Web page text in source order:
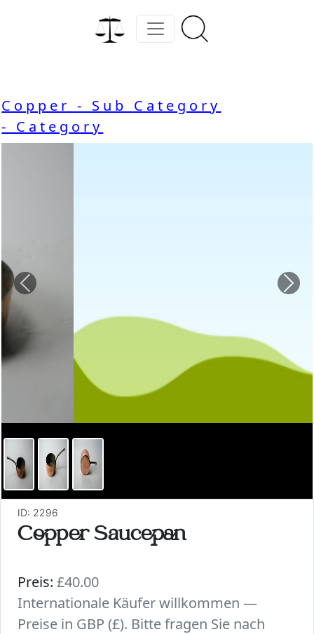
Copper - Sub Category
- Category
Previous
ID: 2296
Copper Saucepan
Preis: £40.00
Internationale Käufer willkommen —
Preise in GBP (£). Bitte fragen Sie nach